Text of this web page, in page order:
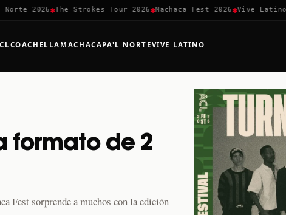
2026✱The Strokes Tour 2026✱Machaca Fest 2026✱Vive Latino
COACHELLA MACHACAPA'L NORTEVIVE LATINO
formato de 2
Fest sorprende a muchos con la edición